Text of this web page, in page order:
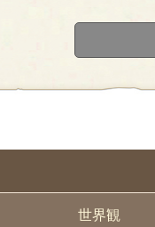
世界観